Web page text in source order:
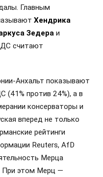
Главным
Хендрика
Зедера и
считают
Анхальт показывают
(41% против 24%), а в
консерваторы и
вперед не только
рейтинги
Reuters, AfD
Мерца
При этом Мерц —